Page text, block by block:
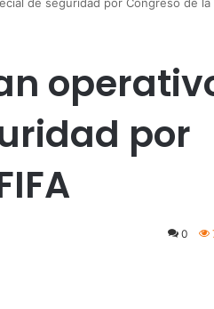
por
0